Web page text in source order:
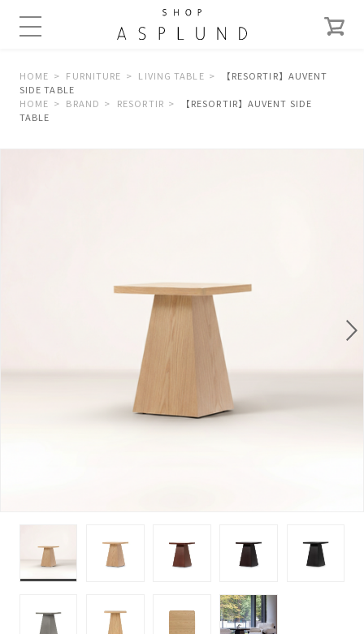
HOME FURNITURE LIVING TABLE
【RESORTIR】AUVENT
SIDE TABLE
HOME
BRAND RESORTIR
【RESORTIR】AUVENT SIDE
TABLE